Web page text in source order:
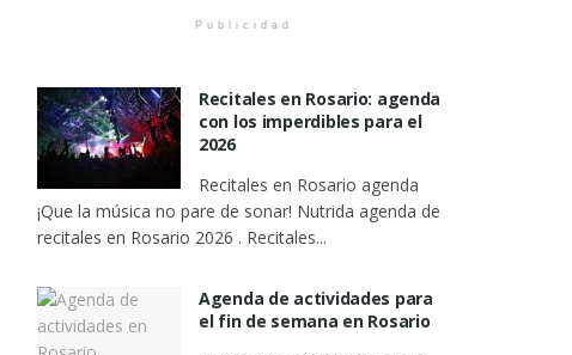
Publicidad
Recitales en Rosario: agenda
con los imperdibles para el
2026
Recitales en Rosario agenda
¡Que la música no pare de sonar! Nutrida agenda de
recitales en Rosario 2026 . Recitales...
Agenda de actividades para
el fin de semana en Rosario